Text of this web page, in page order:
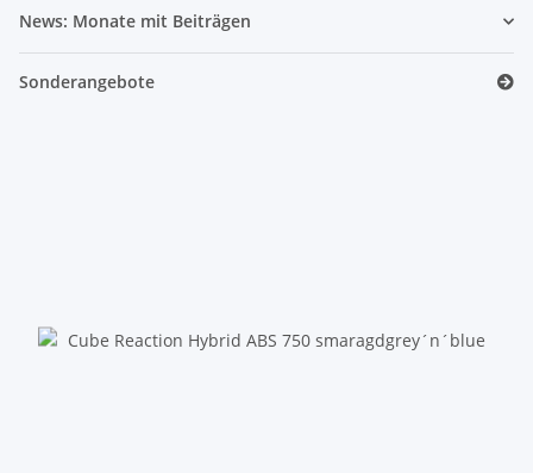
News: Monate mit Beiträgen
Sonderangebote